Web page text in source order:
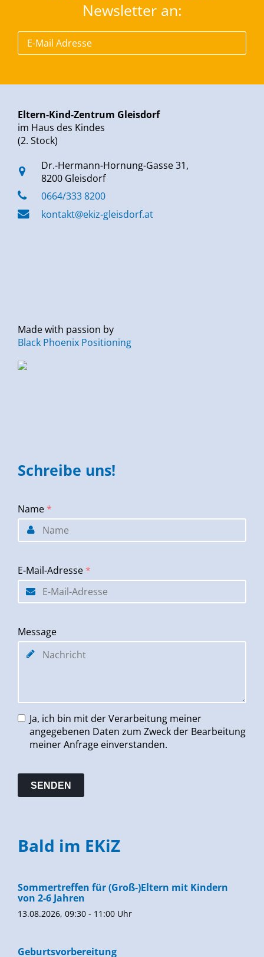
Newsletter an:
Eltern-Kind-Zentrum Gleisdorf
im Haus des Kindes
(2. Stock)
Dr.-Hermann-Hornung-Gasse 31,
8200 Gleisdorf
0664/333 8200
kontakt@ekiz-gleisdorf.at
Made with passion by
Black Phoenix Positioning
Schreibe uns!
Name *
E-Mail-Adresse *
Message
Ja, ich bin mit der Verarbeitung meiner
angegebenen Daten zum Zweck der Bearbeitung
meiner Anfrage einverstanden.
Bald im EKiZ
Sommertreffen für (Groß-)Eltern mit Kindern
von 2-6 Jahren
13.08.2026, 09:30 - 11:00 Uhr
Geburtsvorbereitung